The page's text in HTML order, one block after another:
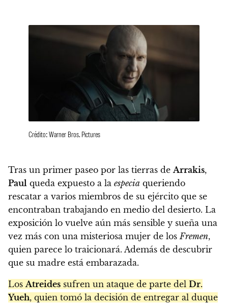
Crédito: Warner Bros. Pictures
Tras un primer paseo por las tierras deArrakis,
Paul queda expuesto a la especia queriendo
rescatar a varios miembros de su ejército que se
encontraban trabajando en medio del desierto. La
exposición lo vuelve aún más sensible y sueña una
vez más con una misteriosa mujer de losFremen,
quien parece lo traicionará. Además de descubrir
que su madre está embarazada.
LosAtreides sufren un ataque de parte del Dr.
Yueh, quien tomó la decisión de entregar al duque